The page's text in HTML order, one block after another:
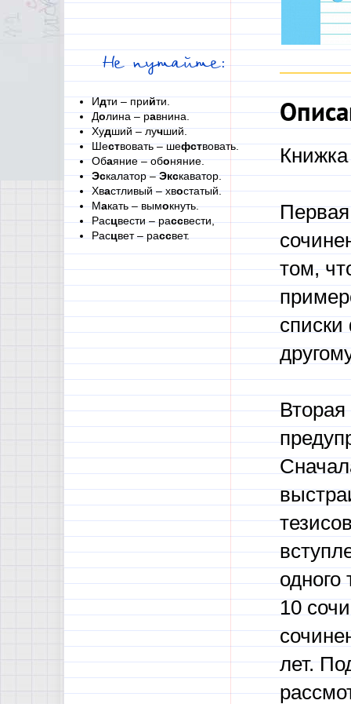
Не путайте:
Идти – прийти.
Долина – равнина.
Худший – лучший.
Шествовать – шефствовать.
Обаяние – обоняние.
Эскалатор –Экскаватор.
Хвастливый – хвостатый.
Макать – вымокнуть.
Расцвести – рассвести,
Расцвет – рассвет.
Книжка
Первая
том,
списки
Вторая
одного
10
лет.